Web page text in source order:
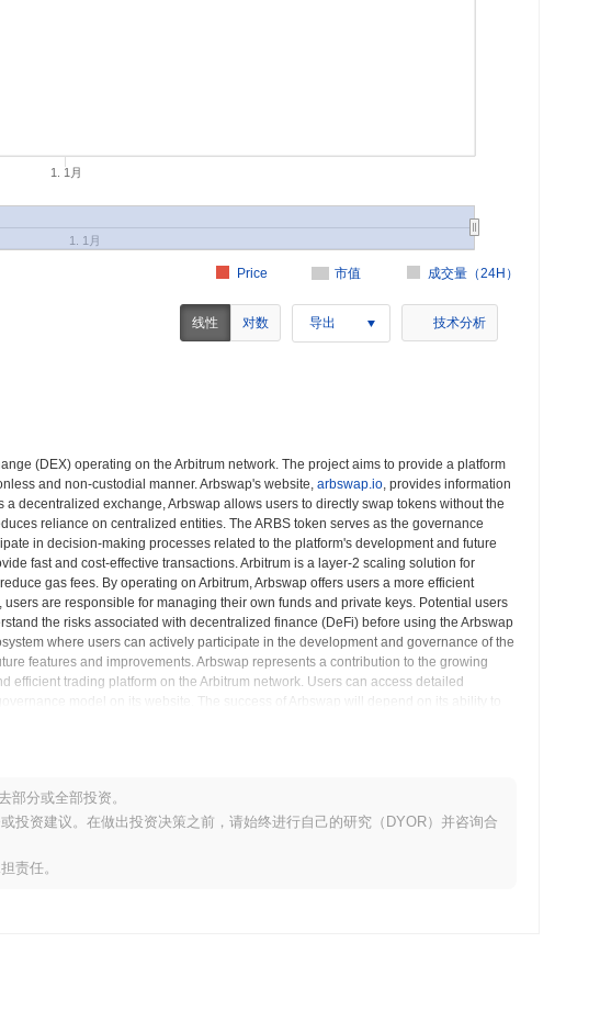
市值 成交量（24H）
Price
1. 1月
1. 1月
线性 对数 导出 技术分析
(DEX) operating on the Arbitrum network. The project aims to provide a platform
and non-custodial manner. Arbswap's website, arbswap.io, provides information
a decentralized exchange, Arbswap allows users to directly swap tokens without the
reliance on centralized entities. The ARBS token serves as the governance
in decision-making processes related to the platform's development and future
fast and cost-effective transactions. Arbitrum is a layer-2 scaling solution for
gas fees. By operating on Arbitrum, Arbswap offers users a more efficient
are responsible for managing their own funds and private keys. Potential users
the risks associated with decentralized finance (DeFi) before using the Arbswap
where users can actively participate in the development and governance of the
features and improvements. Arbswap represents a contribution to the growing
efficient trading platform on the Arbitrum network. Users can access detailed
model on its website. The success of Arbswap will depend on its ability to
与市场洞察
货币交易所广泛可用。
部分或全部投资。
投资建议。在做出投资决策之前，请始终进行自己的研究（DYOR）并咨询合
责任。